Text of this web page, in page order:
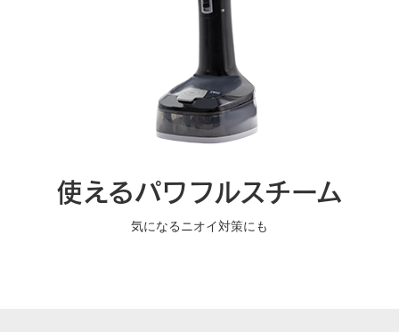
使えるパワフルスチーム
気になるニオイ対策にも